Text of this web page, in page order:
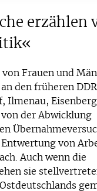
erzählen
Frauen und
den früheren
Ilmenau, Eisenberg
der Abwicklung
von
Auch wenn die
sie